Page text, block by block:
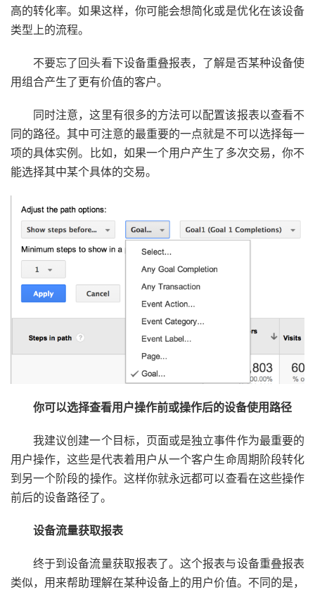
高的转化率。如果这样，你可能会想简化或是优化在该设备
类型上的流程。
不要忘了回头看下设备重叠报表，了解是否某种设备使
用组合产生了更有价值的客户。
同时注意，这里有很多的方法可以配置该报表以查看不
同的路径。其中可注意的最重要的一点就是不可以选择每一
项的具体实例。比如，如果一个用户产生了多次交易，你不
能选择其中某个具体的交易。
你可以选择查看用户操作前或操作后的设备使用路径
我建议创建一个目标，页面或是独立事件作为最重要的
用户操作，这些是代表着用户从一个客户生命周期阶段转化
到另一个阶段的操作。这样你就永远都可以查看在这些操作
前后的设备路径了。
设备流量获取报表
终于到设备流量获取报表了。这个报表与设备重叠报表
类似，用来帮助理解在某种设备上的用户价值。不同的是，